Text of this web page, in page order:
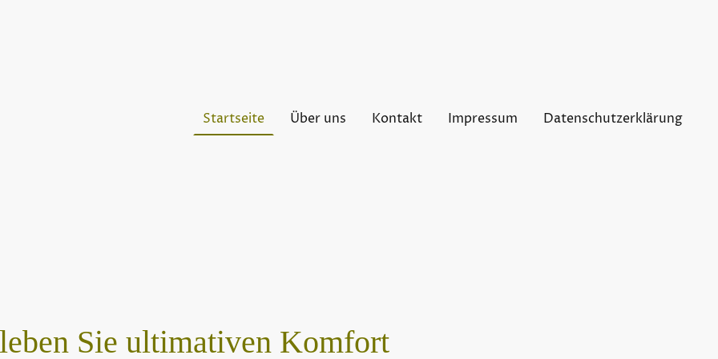
Startseite Über uns Kontakt Impressum Datenschutzerklärung
Sie ultimativen Komfort